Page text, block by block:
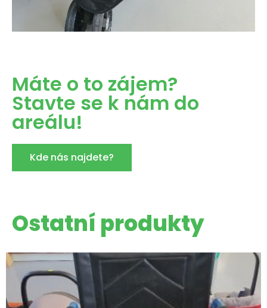
Máte o to zájem?
Stavte se k nám do
areálu!
Kde nás najdete?
Ostatní produkty